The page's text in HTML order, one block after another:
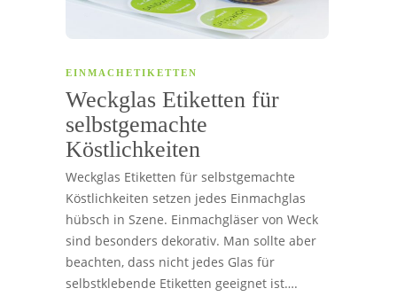
EINMACHETIKETTEN
Weckglas Etiketten für
selbstgemachte
Köstlichkeiten
Weckglas Etiketten für selbstgemachte
Köstlichkeiten setzen jedes Einmachglas
hübsch in Szene. Einmachgläser von Weck
sind besonders dekorativ. Man sollte aber
beachten, dass nicht jedes Glas für
selbstklebende Etiketten geeignet ist….